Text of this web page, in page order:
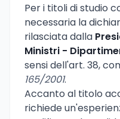
Per i titoli di studio
necessaria la
rilasciata dalla
Ministri -
sensi dell'art. 38,
165/2001.
Accanto al titolo
richiede